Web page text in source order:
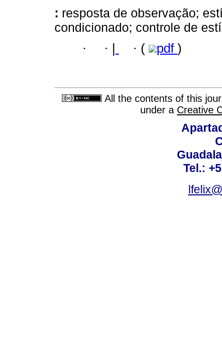
: resposta de observação;
condicionado; controle de
· · · ( pdf )
All the contents of this
under a Creative
Tel.: